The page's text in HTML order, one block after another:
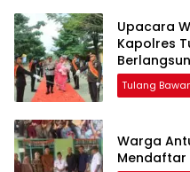
Upacara
Kapolres
Tulang
Warga
Mendaftar